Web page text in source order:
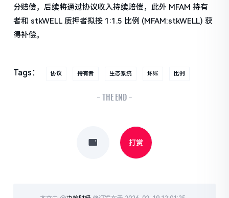
分赔偿，后续将通过协议收入持续赔偿，此外 MFAM 持有
者和 stkWELL 质押者拟按 1:1.5 比例 (MFAM:stkWELL) 获
得补偿。
Tags： 协议 持有者 生态系统 坏账 比例
- THE END -
打赏